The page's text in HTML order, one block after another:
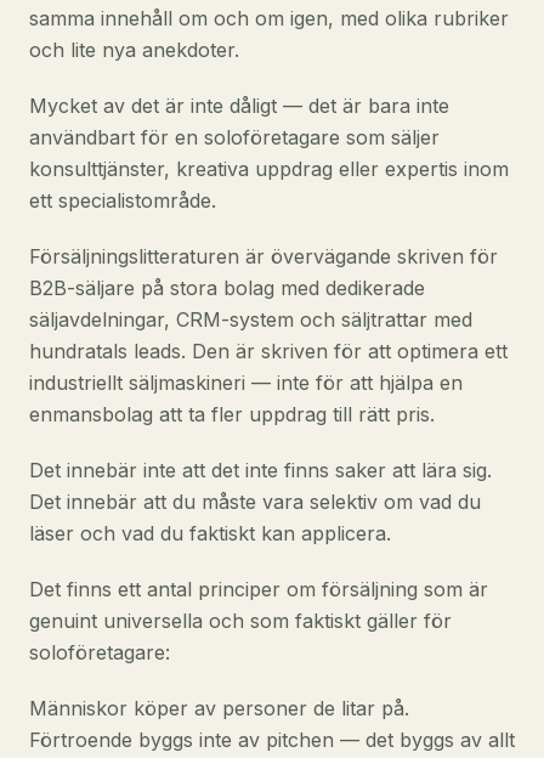
samma innehåll om och om igen, med olika rubriker
och lite nya anekdoter.
Mycket av det är inte dåligt — det är bara inte
användbart för en soloföretagare som säljer
konsulttjänster, kreativa uppdrag eller expertis inom
ett specialistområde.
Försäljningslitteraturen är övervägande skriven för
B2B-säljare på stora bolag med dedikerade
säljavdelningar, CRM-system och säljtrattar med
hundratals leads. Den är skriven för att optimera ett
industriellt säljmaskineri — inte för att hjälpa en
enmansbolag att ta fler uppdrag till rätt pris.
Det innebär inte att det inte finns saker att lära sig.
Det innebär att du måste vara selektiv om vad du
läser och vad du faktiskt kan applicera.
Det finns ett antal principer om försäljning som är
genuint universella och som faktiskt gäller för
soloföretagare:
Människor köper av personer de litar på.
Förtroende byggs inte av pitchen — det byggs av allt